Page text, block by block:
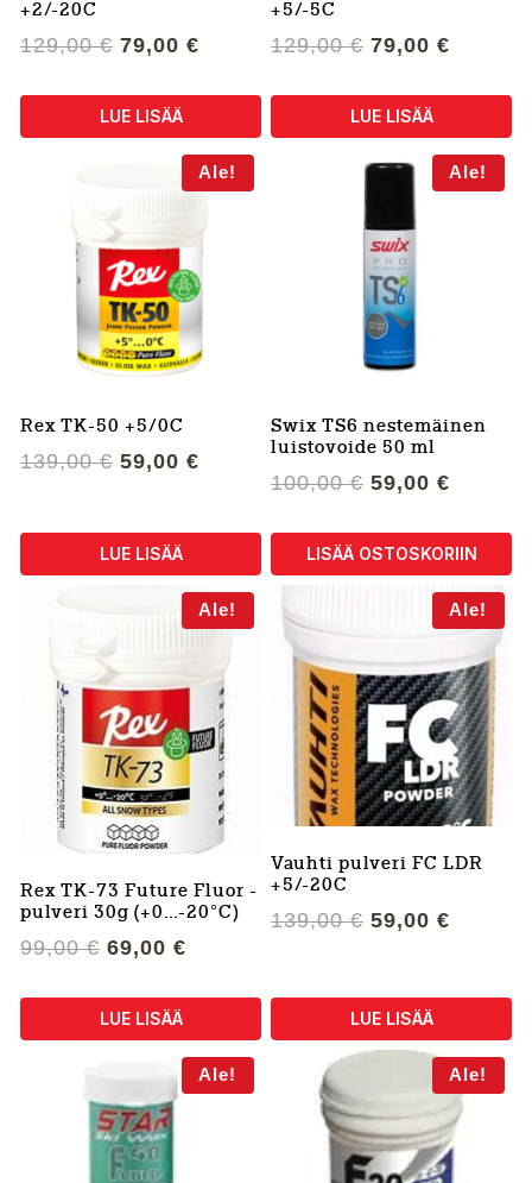
+2/-20C
129,00€ Alkuperäinen
oli:
129,00 €.
79,00 € Nykyinen
on:
LUE LISÄÄ
+5/-5C
129,00€ Alkuperäinen
oli:
129,00 €.
79,00 €
on:
LUE LISÄÄ
Ale!
Rex TK-50 +5/0C
139,00€ Alkuperäinen
139,00 €.
59,00 € Nykyinen
59,00 €.
LUE LISÄÄ
Ale!
Swix TS6 nestemäinen
luistovoide 50 ml
100,00€ Alkuperäinen
oli:
100,00 €.
59,00 €
on:
59,00
LISÄÄ OSTOSKORIIN
Ale!
Rex TK-73 Future Fluor -
pulveri 30g (+0…-20°C)
99,00€ Alkuperäinen
oli:
99,00 €.
69,00 €
on:
LUE LISÄÄ
Ale!
Vauhti pulveri FC LDR
+5/-20C
139,00€ Alkuperäinen
139,00 €.
59,00 €
59,00
LUE LISÄÄ
Ale! Ale!